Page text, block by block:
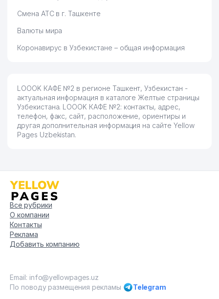
Смена АТС в г. Ташкенте
Валюты мира
Коронавирус в Узбекистане – общая информация
LOOOK КАФЕ №2 в регионе Ташкент, Узбекистан -
актуальная информация в каталоге Желтые страницы
Узбекистана. LOOOK КАФЕ №2: контакты, адрес,
телефон, факс, сайт, расположение, ориентиры и
другая дополнительная информация на сайте Yellow
Pages Uzbekistan.
Все рубрики
О компании
Контакты
Реклама
Добавить компанию
Email: info@yellowpages.uz
По поводу размещения рекламы
Telegram